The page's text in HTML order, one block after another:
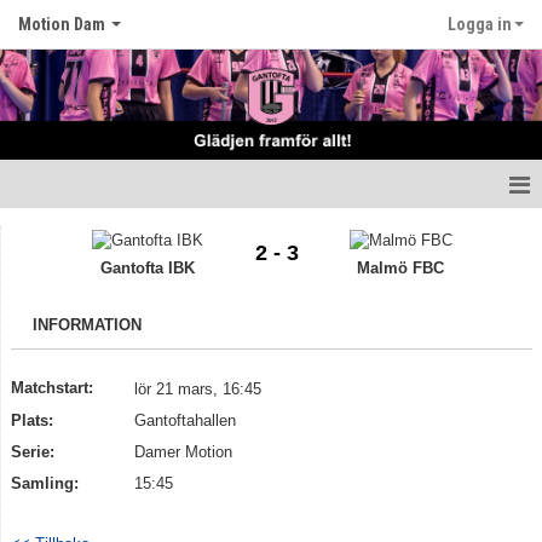
Motion Dam Logga in
Truppen
Matcher
Kalender
Gantofta IBK
2 - 3
Malmö FBC
INFORMATION
Matchstart:
lör 21 mars, 16:45
Plats:
Gantoftahallen
Serie:
Damer Motion
Samling:
15:45